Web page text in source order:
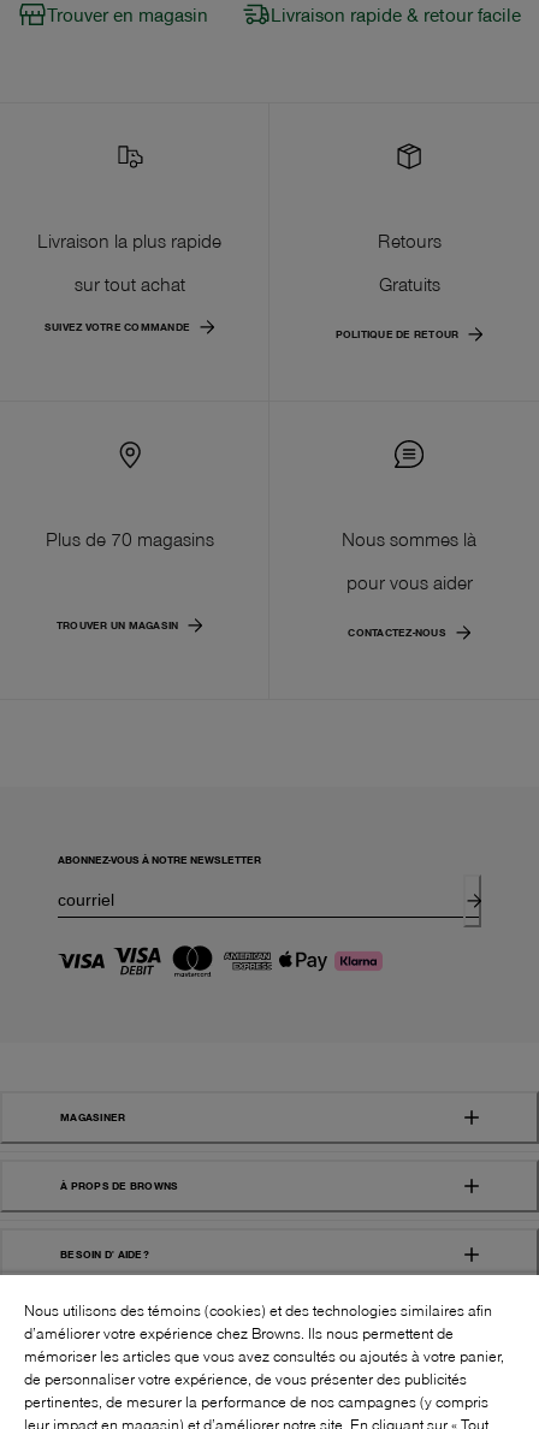
Trouver en magasin Livraison rapide & retour facile
Livraison la plus rapide
sur tout achat
SUIVEZ VOTRE COMMANDE
Retours
Gratuits
POLITIQUE DE RETOUR
Plus de 70 magasins
TROUVER UN MAGASIN
Nous sommes là
pour vous aider
CONTACTEZ-NOUS
ABONNEZ-VOUS À NOTRE NEWSLETTER
MAGASINER
À PROPS DE BROWNS
BESOIN D' AIDE?
Nous utilisons des témoins (cookies) et des technologies similaires afin
d’améliorer votre expérience chez Browns. Ils nous permettent de
mémoriser les articles que vous avez consultés ou ajoutés à votre panier,
de personnaliser votre expérience, de vous présenter des publicités
pertinentes, de mesurer la performance de nos campagnes (y compris
leur impact en magasin) et d’améliorer notre site. En cliquant sur « Tout